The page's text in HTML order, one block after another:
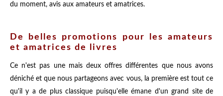
du moment, avis aux amateurs et amatrices.
De belles promotions pour les amateurs
et amatrices de livres
Ce n'est pas une mais deux offres différentes que nous avons
déniché et que nous partageons avec vous, la première est tout ce
qu'il y a de plus classique puisqu'elle émane d'un grand site de